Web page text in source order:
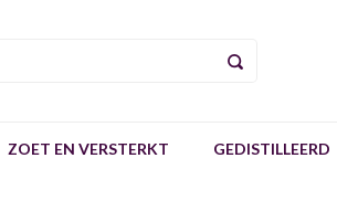
ZOET EN VERSTERKT GEDISTILLEERD